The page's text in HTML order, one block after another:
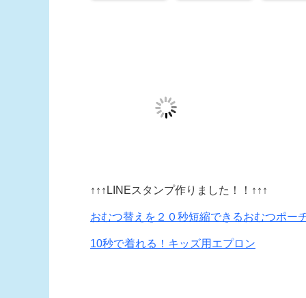
↑↑↑LINEスタンプ作りました！！↑↑↑
おむつ替えを２０秒短縮できるおむつポー
10秒で着れる！キッズ用エプロン